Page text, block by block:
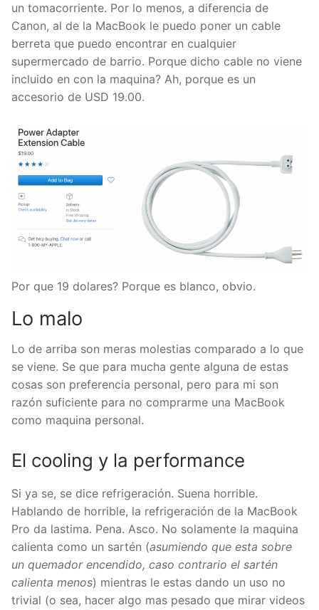
un tomacorriente. Por lo menos, a diferencia de
Canon, al de la MacBook le puedo poner un cable
berreta que puedo encontrar en cualquier
supermercado de barrio. Porque dicho cable no viene
incluido en con la maquina? Ah, porque es un
accesorio de USD 19.00.
Por que 19 dolares? Porque es blanco, obvio.
Lo malo
Lo de arriba son meras molestias comparado a lo que
se viene. Se que para mucha gente alguna de estas
cosas son preferencia personal, pero para mi son
razón suficiente para no comprarme una MacBook
como maquina personal.
El cooling y la performance
Si ya se, se dice refrigeración. Suena horrible.
Hablando de horrible, la refrigeración de la MacBook
Pro da lastima. Pena. Asco. No solamente la maquina
calienta como un sartén (asumiendo que esta sobre
un quemador encendido, caso contrario el sartén
calienta menos) mientras le estas dando un uso no
trivial (o sea, hacer algo mas pesado que mirar videos